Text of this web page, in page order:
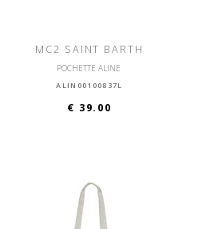
MC2 SAINT BARTH
POCHETTE ALINE
ALIN00100837L
€ 39.00